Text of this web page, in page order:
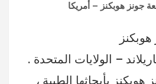
– الولايات المتحدة .
بأبحاثها الطبية ،